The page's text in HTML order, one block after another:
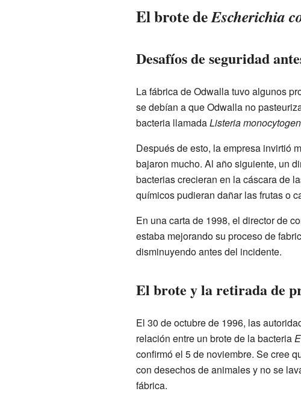
El brote deEscherichia
Desafíos de seguridad
La fábrica de Odwalla tuvo algunos
se debían a que Odwalla no
bacteria llamadaListeria
Después de esto, la empresa invirtió
bajaron mucho. Al año siguiente, un
bacterias crecieran en la cáscara de
químicos pudieran dañar las frutas o
En una carta de 1998, el director de
estaba mejorando su proceso de
disminuyendo antes del incidente.
El brote y la retirada de
El 30 de octubre de 1996, las
relación entre un brote de la bacteria
confirmó el 5 de noviembre. Se cree
con desechos de animales y no se
fábrica.